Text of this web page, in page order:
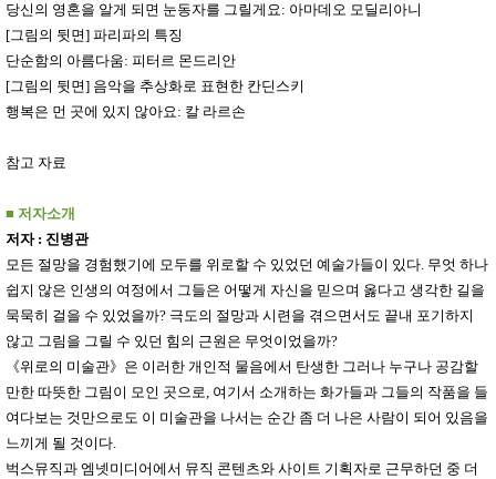
당신의 영혼을 알게 되면 눈동자를 그릴게요: 아마데오 모딜리아니
[그림의 뒷면] 파리파의 특징
단순함의 아름다움: 피터르 몬드리안
[그림의 뒷면] 음악을 추상화로 표현한 칸딘스키
행복은 먼 곳에 있지 않아요: 칼 라르손
참고 자료
■ 저자소개
저자 : 진병관
모든 절망을 경험했기에 모두를 위로할 수 있었던 예술가들이 있다. 무엇 하나
쉽지 않은 인생의 여정에서 그들은 어떻게 자신을 믿으며 옳다고 생각한 길을
묵묵히 걸을 수 있었을까? 극도의 절망과 시련을 겪으면서도 끝내 포기하지
않고 그림을 그릴 수 있던 힘의 근원은 무엇이었을까?
《위로의 미술관》 은 이러한 개인적 물음에서 탄생한 그러나 누구나 공감할
만한 따뜻한 그림이 모인 곳으로, 여기서 소개하는 화가들과 그들의 작품을 들
여다보는 것만으로도 이 미술관을 나서는 순간 좀 더 나은 사람이 되어 있음을
느끼게 될 것이다.
벅스뮤직과 엠넷미디어에서 뮤직 콘텐츠와 사이트 기획자로 근무하던 중 더